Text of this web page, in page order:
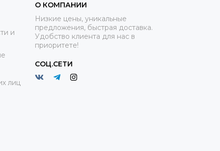
и
лиц
О КОМПАНИИ
Низкие цены, уникальные
предложения, быстрая доставка.
Удобство клиента для нас в
приоритете!
СОЦ.СЕТИ